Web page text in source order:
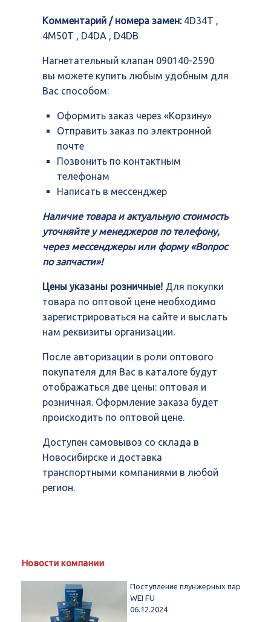
Комментарий / номера замен:4D34T ,
4M50T , D4DA , D4DB
Нагнетательный клапан 090140-2590
вы можете купить любым удобным для
Вас способом:
Оформить заказ через «Корзину»
Отправить заказ по электронной
почте
Позвонить по контактным
телефонам
Написать в мессенджер
Наличие товара и актуальную стоимость
уточняйте у менеджеров по телефону,
через мессенджеры или форму «Вопрос
по запчасти»!
Цены указаны розничные! Для покупки
товара по оптовой цене необходимо
зарегистрироваться на сайте и выслать
нам реквизиты организации.
После авторизации в роли оптового
покупателя для Вас в каталоге будут
отображаться две цены: оптовая и
розничная. Оформление заказа будет
происходить по оптовой цене.
Доступен самовывоз со склада в
Новосибирске и доставка
транспортными компаниями в любой
регион.
Новости компании
Поступление плунжерных пар
WEI FU
06.12.2024